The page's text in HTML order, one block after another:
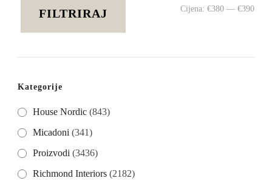
Min
FILTRIRAJ Cijena: €380 — €390
Kategorije
House Nordic (843)
Micadoni (341)
Proizvodi (3436)
Richmond Interiors (2182)